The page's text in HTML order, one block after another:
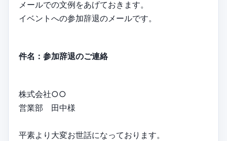
メールでの文例をあげておきます。
イベントへの参加辞退のメールです。
件名：参加辞退のご連絡
株式会社○○
営業部 田中様
平素より大変お世話になっております。